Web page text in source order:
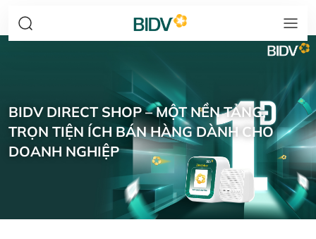
BIDV DIRECT SHOP – MỘT NỀN TẢNG,
TRỌN TIỆN ÍCH BÁN HÀNG DÀNH CHO
DOANH NGHIỆP